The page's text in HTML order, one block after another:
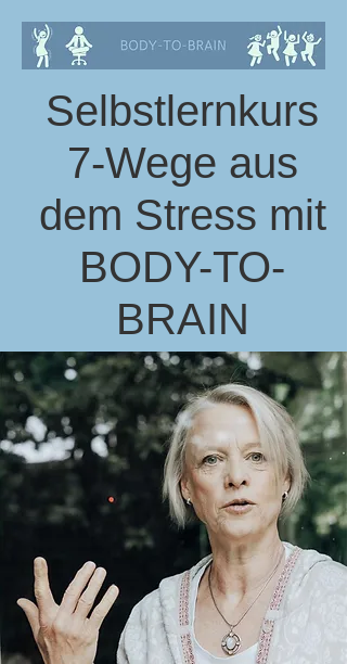
Selbstlernkurs
7-Wege aus
dem Stress mit
BODY-TO-
BRAIN